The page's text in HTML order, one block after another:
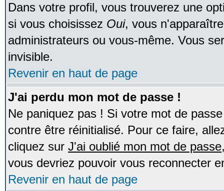
Dans votre profil, vous trouverez une
si vous choisissez Oui, vous
administrateurs ou vous-même. Vous
invisible.
Revenir en haut de page
J'ai perdu mon mot de passe !
Ne paniquez pas ! Si votre mot de
contre être réinitialisé. Pour ce faire,
cliquez sur J'ai oublié mon mot de passe
vous devriez pouvoir vous reconnecter
Revenir en haut de page